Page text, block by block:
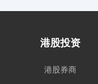
港股投资
港股券商